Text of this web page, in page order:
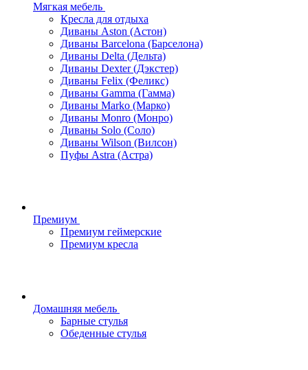
Мягкая мебель
Кресла для отдыха
Диваны Aston (Астон)
Диваны Barcelona (Барселона)
Диваны Delta (Дельта)
Диваны Dexter (Дэкстер)
Диваны Felix (Феликс)
Диваны Gamma (Гамма)
Диваны Marko (Марко)
Диваны Monro (Монро)
Диваны Solo (Соло)
Диваны Wilson (Вилсон)
Пуфы Astra (Астра)
Премиум
Премиум геймерские
Премиум кресла
Домашняя мебель
Барные стулья
Обеденные стулья